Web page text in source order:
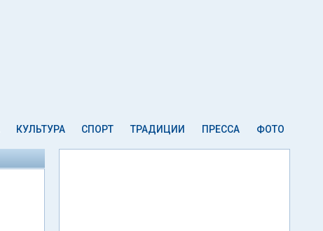
КУЛЬТУРА СПОРТ ТРАДИЦИИ ПРЕССА ФОТО